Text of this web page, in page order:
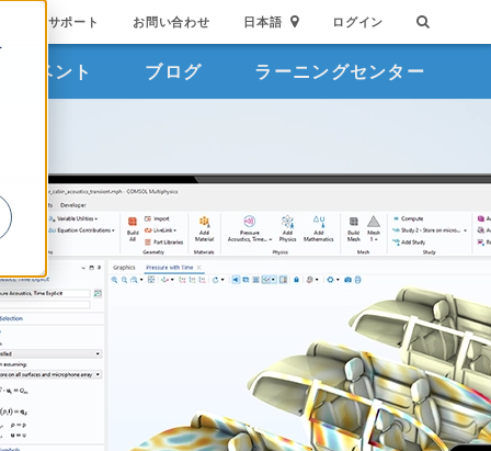
サポート お問い合わせ 日本語 ログイン
イベント ブログ ラーニングセンター